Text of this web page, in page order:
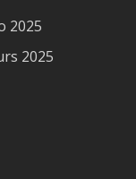
2025
2025